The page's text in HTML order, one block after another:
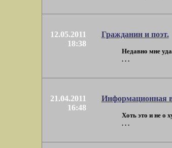
12.05.2011
18:38
Гражданин и поэт.
Недавно мне
. . .
21.04.2011
16:48
Информационная
Хоть это и не о
. . .